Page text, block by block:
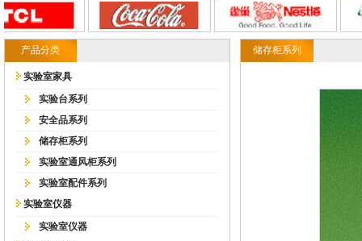
产品分类
实验室家具
实验台系列
安全品系列
储存柜系列
实验室通风柜系列
实验室配件系列
实验室仪器
实验室仪器
储存柜系列